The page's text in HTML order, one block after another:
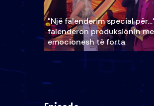
"Një falenderim special
falënderon produksionin
emocionesh të forta